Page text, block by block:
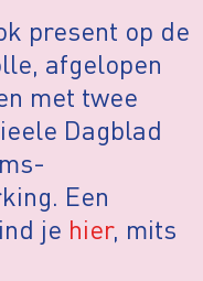
present op de
afgelopen
met twee
Dagblad
Een
je hier, mits